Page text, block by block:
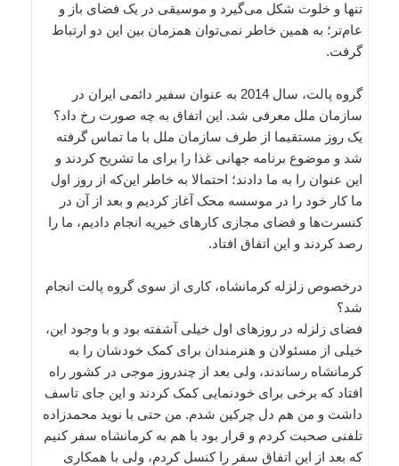
تنها و خلوت شکل می‌گیرد و موسیقی در یک فضای باز و
عام‌تر؛ به همین خاطر نمی‌توان همزمان بین این دو ارتباط
گرفت.
گروه پالت، سال 2014 به عنوان سفیر دائمی ایران در
سازمان ملل معرفی شد. این اتفاق به چه صورت رخ داد؟
یک روز مستقیما از طرف سازمان ملل با ما تماس گرفته
شد و موضوع برنامه جهانی غذا را برای ما تشریح کردند و
این عنوان را به ما دادند؛ احتمالا به خاطر این‌که از روز اول
ما کار خود را در موسسه محک آغاز کردیم و بعد از آن در
کنسرت‌ها و فضای مجازی کارهای خیریه انجام دادیم، ما را
رصد کردند و این اتفاق افتاد.
درخصوص زلزله کرمانشاه، کاری از سوی گروه پالت انجام
شد؟
فضای زلزله در روزهای اول خیلی آشفته بود و با وجود این،
خیلی از مسئولان و هنرمندان برای کمک خودشان را به
کرمانشاه رساندند، ولی بعد از چندروز موجی در کشور راه
افتاد که برخی برای خودنمایی کمک کردند و این جای تاسف
داشت و من هم دل چرکین شدم. من حتی با نوید محمدزاده
تلفنی صحبت کردم و قرار بود با هم به کرمانشاه سفر کنیم
که بعد از این اتفاق سفر را کنسل کردم، ولی با همکاری